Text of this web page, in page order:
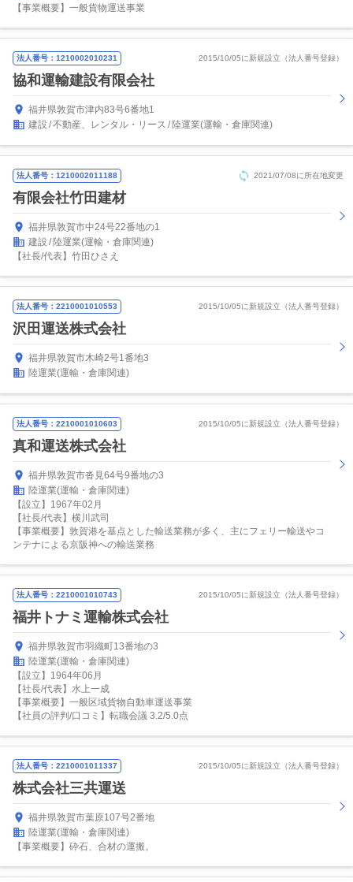
【事業概要】一般貨物運送事業
法人番号：1210002010231 2015/10/05に新規設立（法人番号登録）
協和運輸建設有限会社
福井県敦賀市津内83号6番地1
建設 不動産、レンタル・リース 陸運業(運輸・倉庫関連)
法人番号：1210002011188 2021/07/08に所在地変更
有限会社竹田建材
福井県敦賀市中24号22番地の1
建設
陸運業(運輸・倉庫関連)
【社長/代表】竹田ひさえ
法人番号：2210001010553 2015/10/05に新規設立（法人番号登録）
沢田運送株式会社
福井県敦賀市木崎2号1番地3
陸運業(運輸・倉庫関連)
法人番号：2210001010603 2015/10/05に新規設立（法人番号登録）
真和運送株式会社
福井県敦賀市沓見64号9番地の3
陸運業(運輸・倉庫関連)
【設立】1967年02月
【社長/代表】横川武司
【事業概要】敦賀港を基点とした輸送業務が多く、主にフェリー輸送やコ
ンテナによる京阪神への輸送業務
法人番号：2210001010743 2015/10/05に新規設立（法人番号登録）
福井トナミ運輸株式会社
福井県敦賀市羽織町13番地の3
陸運業(運輸・倉庫関連)
【設立】1964年06月
【社長/代表】水上一成
【事業概要】一般区域貨物自動車運送事業
【社員の評判/口コミ】転職会議 3.2/5.0点
法人番号：2210001011337 2015/10/05に新規設立（法人番号登録）
株式会社三共運送
福井県敦賀市葉原107号2番地
陸運業(運輸・倉庫関連)
【事業概要】砕石、合材の運搬。